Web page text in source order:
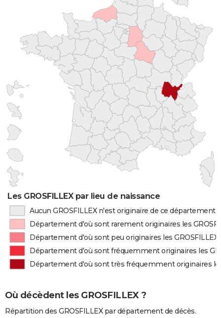
Les GROSFILLEX par lieu de naissance
Aucun GROSFILLEX n'est originaire de ce département
Département d'où sont rarement originaires les
Département d'où sont peu originaires les GROSFILLEX
Département d'où sont fréquemment originaires les
Département d'où sont très fréquemment originaires
Où décèdent les GROSFILLEX ?
Répartition des GROSFILLEX par département de décès.